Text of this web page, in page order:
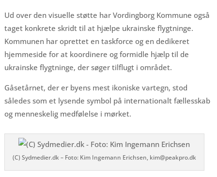
Ud over den visuelle støtte har Vordingborg Kommune også
taget konkrete skridt til at hjælpe ukrainske flygtninge.
Kommunen har oprettet en taskforce og en dedikeret
hjemmeside for at koordinere og formidle hjælp til de
ukrainske flygtninge, der søger tilflugt i området.
Gåsetårnet, der er byens mest ikoniske vartegn, stod
således som et lysende symbol på internationalt fællesskab
og menneskelig medfølelse i mørket.
(C) Sydmedier.dk – Foto: Kim Ingemann Erichsen, kim@peakpro.dk